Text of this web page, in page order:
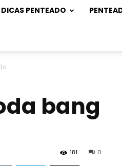
DICAS PENTEADO
bang
0
181